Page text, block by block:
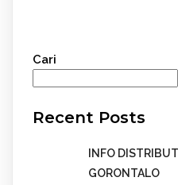
Cari
Recent Posts
INFO
GORONTALO